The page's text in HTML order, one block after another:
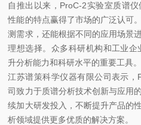
自推出以来，ProC-2实验室质谱
性能的特点赢得了市场的广泛认可
测需求，还能根据不同的应用场景
理想选择。众多科研机构和工业
升分析能力和科研水平的重要工具。
江苏谱策科学仪器有限公司表示
司致力于质谱分析技术创新与应用
续加大研发投入，不断提升产品的
析领域提供更多优质的解决方案。